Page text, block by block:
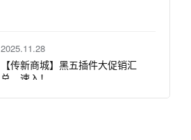
2025.11.28
【传新商城】黑五插件大促销汇
总，速入！